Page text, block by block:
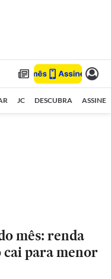
JC DESCUBRA ASSINE
mês: renda
para menor